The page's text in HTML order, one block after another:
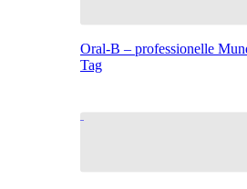
Oral-B – professionelle
Tag